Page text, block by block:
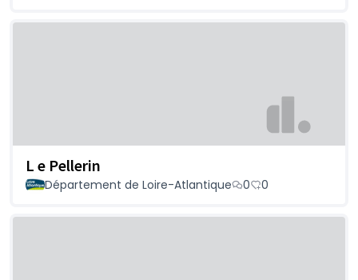
L e Pellerin
Département de Loire-Atlantique 0 0